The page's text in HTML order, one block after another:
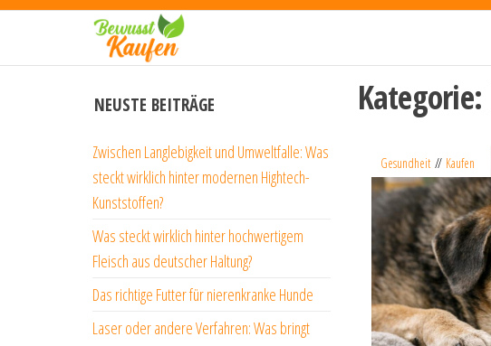
Zum
springen
kaufen.de
Kategorie:
Gesundheit Kaufen
NEUSTE BEITRÄGE
Zwischen Langlebigkeit und Umweltfalle: Was
steckt wirklich hinter modernen Hightech-
Kunststoffen?
Was steckt wirklich hinter hochwertigem
Fleisch aus deutscher Haltung?
Das richtige Futter für nierenkranke Hunde
Laser oder andere Verfahren: Was bringt